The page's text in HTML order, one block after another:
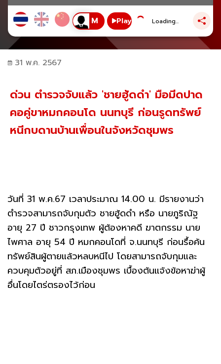
Play Loading...
31 พ.ค. 2567
ด่วน ตำรวจจับแล้ว 'ชายฮู้ดดำ' มือมีดปาด
คอคู่ขาหมกคอนโด นนทบุรี ก่อนรูดทรัพย์
หนีกบดานบ้านเพื่อนในจังหวัดชุมพร
วันที่ 31 พ.ค.67 เวลาประมาณ 14.00 น. มีรายงานว่า
ตำรวจสามารถจับกุมตัว ชายฮู้ดดำ หรือ นายภูริณัฐ
อายุ 27 ปี ชาวกรุงเทพ ผู้ต้องหาคดี ฆาตกรรม นาย
ไพศาล อายุ 54 ปี หมกคอนโดที่ จ.นนทบุรี ก่อนรื้อค้น
ทรัพย์สินผู้ตายแล้วหลบหนีไป โดยสามารถจับกุมและ
ควบคุมตัวอยู่ที่ สภ.เมืองชุมพร เบื้องต้นเเจ้งข้อหาฆ่าผู้
อื่นโดยไตร่ตรองไว้ก่อน